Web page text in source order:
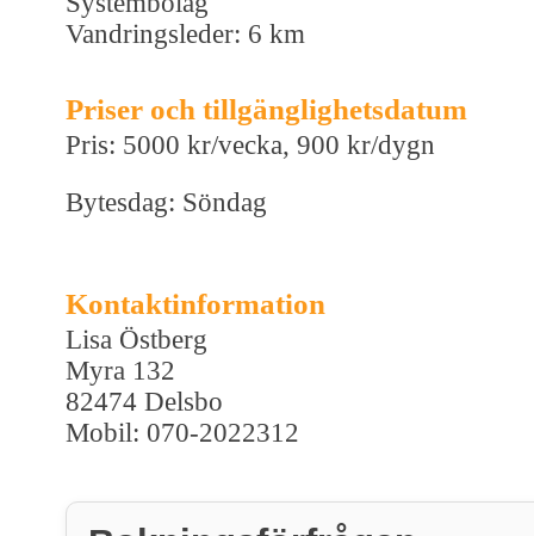
Vandringsleder: 6 km
Priser och tillgänglighetsdatum
Pris: 5000 kr/vecka, 900 kr/dygn
Bytesdag: Söndag
Kontaktinformation
Lisa Östberg
Myra 132
82474 Delsbo
Mobil: 070-2022312